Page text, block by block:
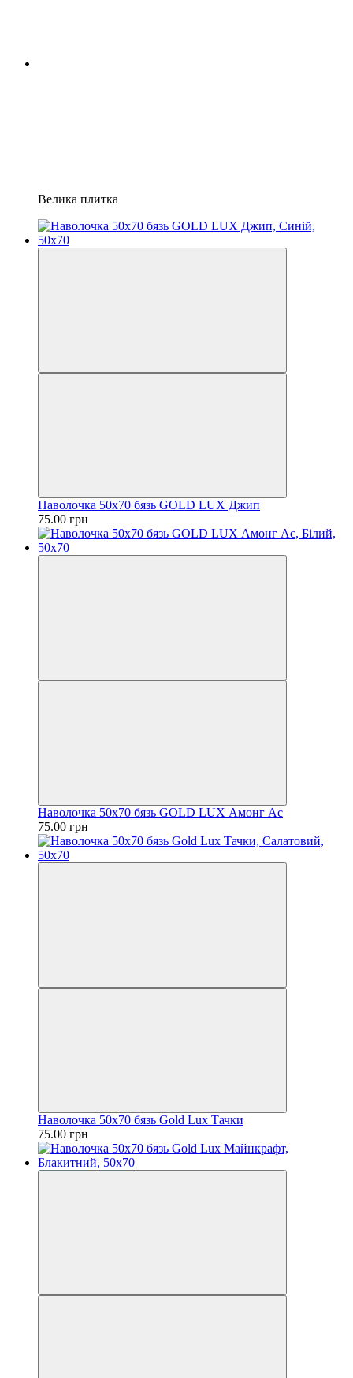
Велика плитка
Наволочка 50х70 бязь GOLD LUX Джип
75.00 грн
Наволочка 50х70 бязь GOLD LUX Амонг Ас
75.00 грн
Наволочка 50х70 бязь Gold Lux Тачки
75.00 грн